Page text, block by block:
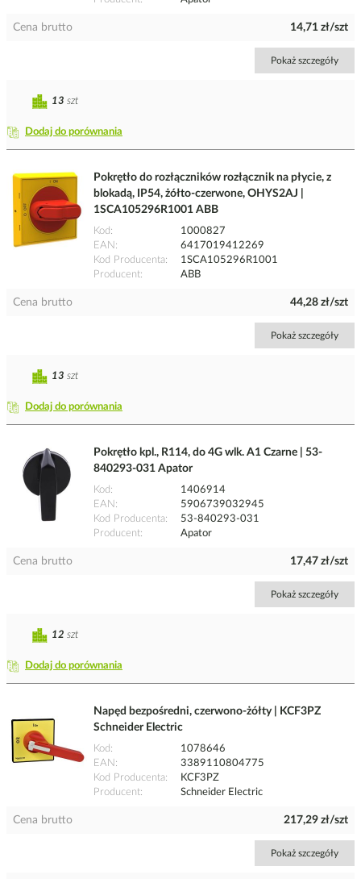
Cena brutto 14,71 zł/szt
Pokaż szczegóły
Dodaj do porównania
13 szt
Pokrętło do rozłączników rozłącznik na płycie, z
blokadą, IP54, żółto-czerwone, OHYS2AJ |
1SCA105296R1001 ABB
Kod
1000827
EAN
6417019412269
Kod Producenta
1SCA105296R1001
Producent
ABB
Cena brutto 44,28 zł/szt
Pokaż szczegóły
Dodaj do porównania
13 szt
Pokrętło kpl., R114, do 4G wlk. A1 Czarne | 53-
840293-031 Apator
Kod
1406914
EAN
5906739032945
Kod Producenta
53-840293-031
Producent
Apator
Cena brutto 17,47 zł/szt
Pokaż szczegóły
Dodaj do porównania
12 szt
Napęd bezpośredni, czerwono-żółty | KCF3PZ
Schneider Electric
Kod
1078646
EAN
3389110804775
Kod Producenta
KCF3PZ
Producent
Schneider Electric
Cena brutto 217,29 zł/szt
Pokaż szczegóły